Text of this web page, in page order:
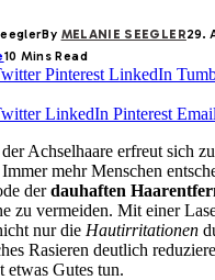
By MELANIE SEEGLER29.
10 Mins Read
Pinterest LinkedIn
LinkedIn Pinterest Email
Achselhaare erfreut sich
mehr Menschen
derdauhaften
zu vermeiden. Mit einer
nur die Hautirritationen
Rasieren deutlich
etwas Gutes tun.